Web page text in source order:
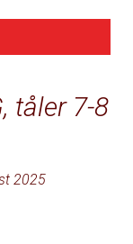
tåler 7-8
2025